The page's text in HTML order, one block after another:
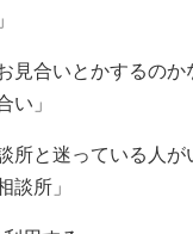
見合いとかするのか
い」
所と迷っている人が
談所」